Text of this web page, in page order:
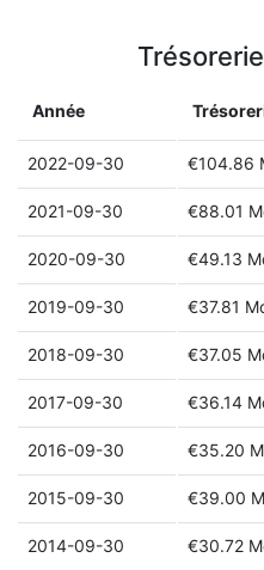
Année
2022-09-30 €104.86
2021-09-30 €88.01
2020-09-30 €49.13
2019-09-30 €37.81
2018-09-30 €37.05
2017-09-30 €36.14
2016-09-30 €35.20
2015-09-30 €39.00
2014-09-30 €30.72